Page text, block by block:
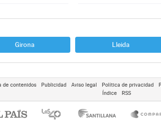
Girona Lleida
de contenidos Publicidad Aviso legal Política de privacidad
Índice
RSS